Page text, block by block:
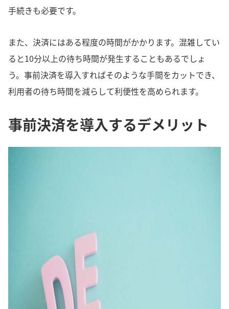
手続きも必要です。
また、決済にはある程度の時間がかかります。混雑してい
ると10分以上の待ち時間が発生することもあるでしょ
う。事前決済を導入すればそのような手間をカットでき、
利用者の待ち時間を減らして利便性を高められます。
事前決済を導入するデメリット